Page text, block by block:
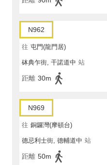
N962
往 屯門(龍門居)
砵典乍街, 干諾道中 站
距離 30m
N969
往 銅鑼灣(摩頓台)
德忌利士街, 德輔道中 站
距離 50m